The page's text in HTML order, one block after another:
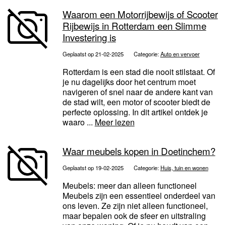
Waarom een Motorrijbewijs of Scooter
Rijbewijs in Rotterdam een Slimme
Investering is
Geplaatst op 21-02-2025 Categorie:Auto en vervoer
Rotterdam is een stad die nooit stilstaat. Of
je nu dagelijks door het centrum moet
navigeren of snel naar de andere kant van
de stad wilt, een motor of scooter biedt de
perfecte oplossing. In dit artikel ontdek je
waaro ... Meer lezen
Waar meubels kopen in Doetinchem?
Geplaatst op 19-02-2025 Categorie: Huis, tuin en wonen
Meubels: meer dan alleen functioneel
Meubels zijn een essentieel onderdeel van
ons leven. Ze zijn niet alleen functioneel,
maar bepalen ook de sfeer en uitstraling